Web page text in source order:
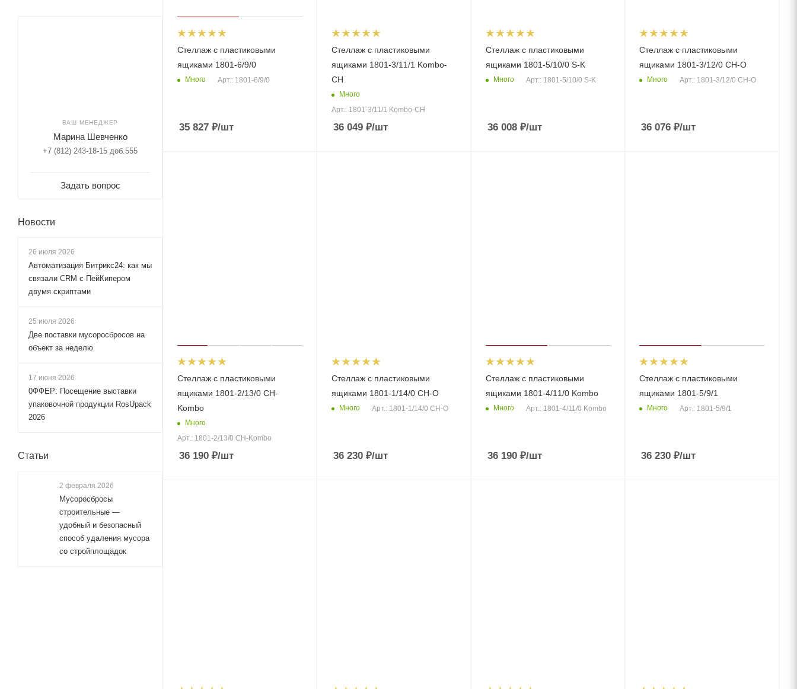
Стеллаж с пластиковыми
ящиками 1801-6/9/0
Много Арт.: 1801-6/9/0
35 827 ₽/шт
Стеллаж с пластиковыми
ящиками 1801-3/11/1 Kombo-
CH
Много
Арт.: 1801-3/11/1 Kombo-CH
36 049₽/шт
Стеллаж с пластиковыми
ящиками 1801-5/10/0 S-K
Много Арт.: 1801-5/10/0 S-K
36 008₽/шт
Стеллаж с пластиковыми
ящиками 1801-3/12/0 СH-O
Много Арт.: 1801-3/12/0 СH-O
36 076 ₽/шт
Стеллаж с пластиковыми
ящиками 1801-2/13/0 CH-
Kombo
Много
Арт.: 1801-2/13/0 CH-Kombo
36 190 ₽/шт
Стеллаж с пластиковыми
ящиками 1801-1/14/0 СH-O
Много Арт.: 1801-1/14/0 СH-O
36 230₽/шт
Стеллаж с пластиковыми
ящиками 1801-4/11/0 Kombo
Много Арт.: 1801-4/11/0 Kombo
36 190₽/шт
Стеллаж с пластиковыми
ящиками 1801-5/9/1
Много Арт.: 1801-5/9/1
36 230 ₽/шт
ВАШ МЕНЕДЖЕР
Марина Шевченко
+7 (812) 243-18-15 доб.555
Задать вопрос
Новости
26 июля 2026
Автоматизация Битрикс24: как мы
связали CRM с ПейКипером
двумя скриптами
25 июля 2026
Две поставки мусоросбросов на
объект за неделю
17 июня 2026
0ФФЕР: Посещение выставки
упаковочной продукции RosUpack
2026
Статьи
2 февраля 2026
Мусоросбросы
строительные —
удобный и безопасный
способ удаления мусора
со стройплощадок